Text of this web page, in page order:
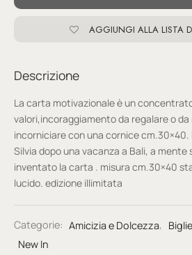
AGGIUNGI ALLA LISTA
Descrizione
La carta motivazionale è un
valori,incoraggiamento da regalare o da
incorniciare con una cornice cm.30×40.
Silvia dopo una vacanza a Bali, a mente
inventato la carta . misura cm.30×40
lucido. edizione illimitata
Categorie: Amicizia e Dolcezza,
New In